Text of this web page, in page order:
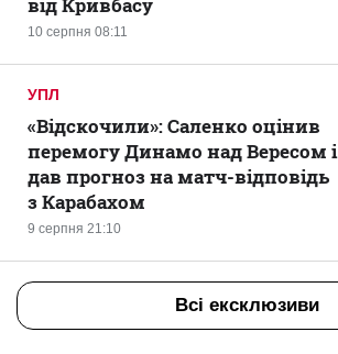
10 серпня 08:11
УПЛ
9 серпня 21:10
«Відскочили»: Саленко оцінив
перемогу Динамо над Вересом і
дав прогноз на матч-відповідь
з Карабахом
Всі ексклюзиви